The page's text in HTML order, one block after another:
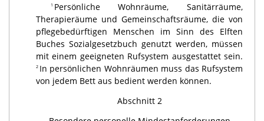
1 Persönliche Wohnräume, Sanitärräume,
Therapieräume und Gemeinschaftsräume, die von
pflegebedürftigen Menschen im Sinn des Elften
Buches Sozialgesetzbuch genutzt werden, müssen
mit einem geeigneten Rufsystem ausgestattet sein.
2 In persönlichen Wohnräumen muss das Rufsystem
von jedem Bett aus bedient werden können.
Abschnitt 2